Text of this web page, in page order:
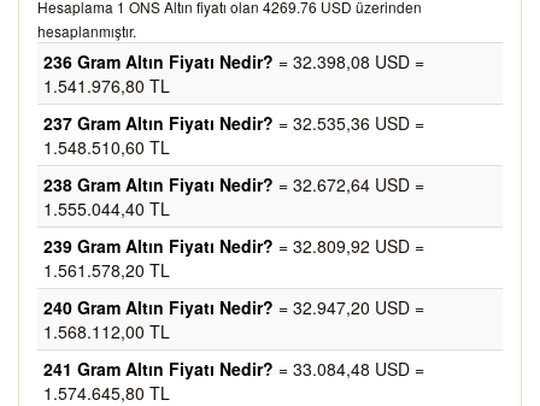
Hesaplama 1 ONS Altın fiyatı olan 4269.76 USD üzerinden
hesaplanmıştır.
236 Gram Altın Fiyatı Nedir? = 32.398,08 USD =
1.541.976,80 TL
237 Gram Altın Fiyatı Nedir? = 32.535,36 USD =
1.548.510,60 TL
238 Gram Altın Fiyatı Nedir? = 32.672,64 USD =
1.555.044,40 TL
239 Gram Altın Fiyatı Nedir? = 32.809,92 USD =
1.561.578,20 TL
240 Gram Altın Fiyatı Nedir? = 32.947,20 USD =
1.568.112,00 TL
241 Gram Altın Fiyatı Nedir? = 33.084,48 USD =
1.574.645,80 TL